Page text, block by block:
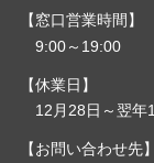
窓口営業時間
9:00～19:00
休業日
12月28日～翌年
お問い合わせ先